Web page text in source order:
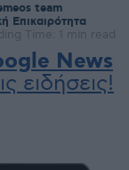
team
Επικαιρότητα
Time: 1 min read
News
ειδήσεις!